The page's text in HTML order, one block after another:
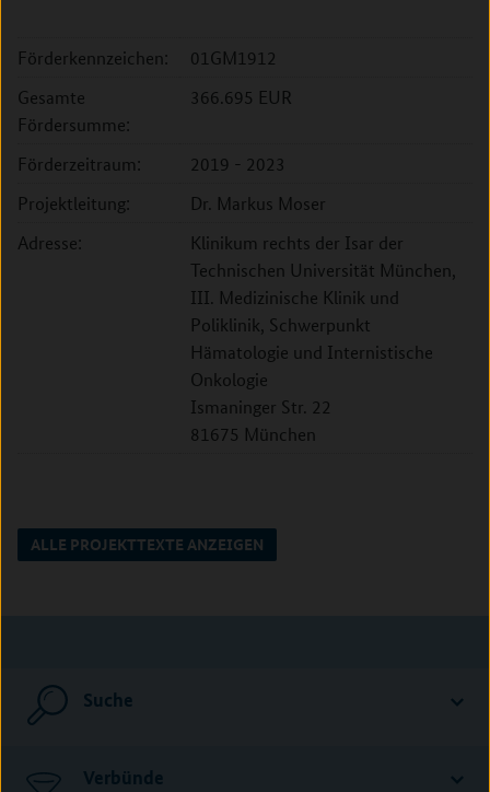
Förderkennzeichen:
01GM1912
Gesamte
Fördersumme:
366.695 EUR
Förderzeitraum:
2019 - 2023
Projektleitung:
Dr. Markus Moser
Adresse:
Klinikum rechts der Isar der
Technischen Universität München,
III. Medizinische Klinik und
Poliklinik, Schwerpunkt
Hämatologie und Internistische
Onkologie
Ismaninger Str. 22
81675 München
ALLE PROJEKTTEXTE ANZEIGEN
Suche
Verbünde